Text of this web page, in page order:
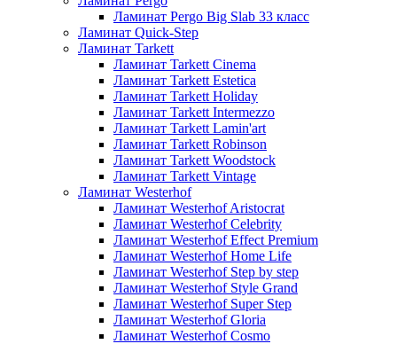
Ламинат Pergo Big Slab 33 класс
Ламинат Quick-Step
Ламинат Tarkett
Ламинат Tarkett Cinema
Ламинат Tarkett Estetica
Ламинат Tarkett Holiday
Ламинат Tarkett Intermezzo
Ламинат Tarkett Lamin'art
Ламинат Tarkett Robinson
Ламинат Tarkett Woodstock
Ламинат Tarkett Vintage
Ламинат Westerhof
Ламинат Westerhof Aristocrat
Ламинат Westerhof Celebrity
Ламинат Westerhof Effect Premium
Ламинат Westerhof Home Life
Ламинат Westerhof Step by step
Ламинат Westerhof Style Grand
Ламинат Westerhof Super Step
Ламинат Westerhof Gloria
Ламинат Westerhof Cosmo